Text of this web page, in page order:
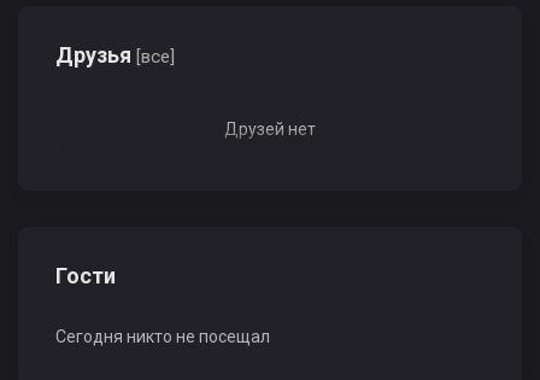
Друзья [все]
Друзей нет
Гости
Сегодня никто не посещал